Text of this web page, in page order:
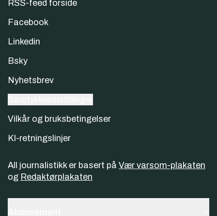
RSS-feed forside
Facebook
Linkedin
Bsky
Nyhetsbrev
Vilkår og bruksbetingelser
KI-retningslinjer
All journalistikk er basert på Vær varsom-plakaten
og Redaktørplakaten